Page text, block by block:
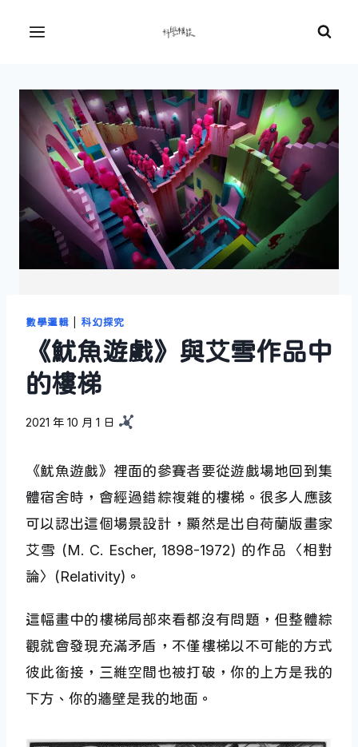
Menu
數學邏輯 科幻探究
《魷魚遊戲》與艾雪作品中
的樓梯
2021 年 10 月 1 日
《魷魚遊戲》裡面的參賽者要從遊戲場地回到集
體宿舍時，會經過錯綜複雜的樓梯。很多人應該
可以認出這個場景設計，顯然是出自荷蘭版畫家
艾雪 (M. C. Escher, 1898-1972) 的作品〈相對
論〉(Relativity)。
這幅畫中的樓梯局部來看都沒有問題，但整體綜
觀就會發現充滿矛盾，不僅樓梯以不可能的方式
彼此銜接，三維空間也被打破，你的上方是我的
下方、你的牆壁是我的地面。